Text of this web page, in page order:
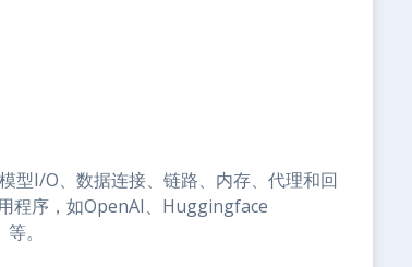
型I/O、数据连接、链路、内存、代理和回
程序，如OpenAI、Huggingface
。